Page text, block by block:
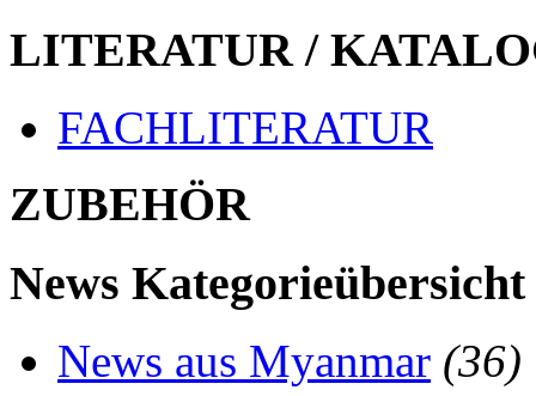
LITERATUR /
FACHLITERATUR
ZUBEHÖR
News Kategorieübersicht
News aus Myanmar (36)